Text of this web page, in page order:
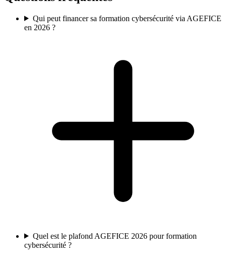
Qui peut financer sa formation cybersécurité via AGEFICE
en 2026 ?
Quel est le plafond AGEFICE 2026 pour formation
cybersécurité ?